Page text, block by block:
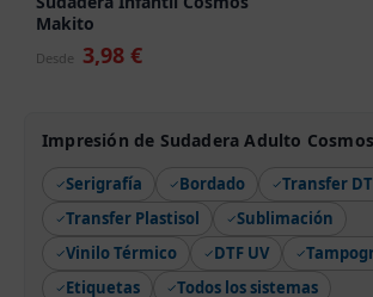
Makito
Desde 3,98 €
Impresión de Sudadera Adulto
Serigrafía Bordado
Transfer
Transfer Plastisol
Sublimación
Vinilo Térmico
DTF UV
Etiquetas
Todos los sistemas